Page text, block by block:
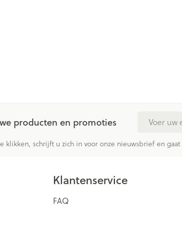
producten en promoties
klikken, schrijft u zich in voor onze nieuwsbrief en
Klantenservice
FAQ